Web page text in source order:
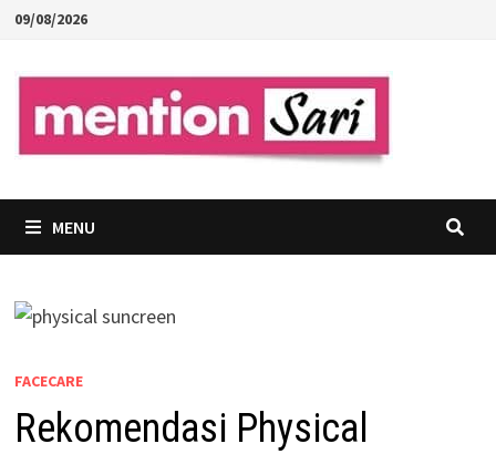
Skip
content
09/08/2026
MENU
FACECARE
Rekomendasi Physical